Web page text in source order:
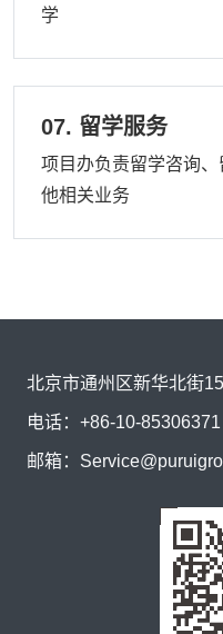
学
07. 留学服务
项目办负责留学咨询
他相关业务
北京市通州区新华北街
电话： +86-10-85306371
邮箱：